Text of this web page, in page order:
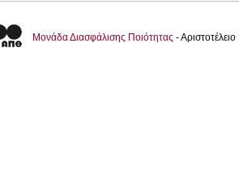
Μονάδα Διασφάλισης Ποιότητας -